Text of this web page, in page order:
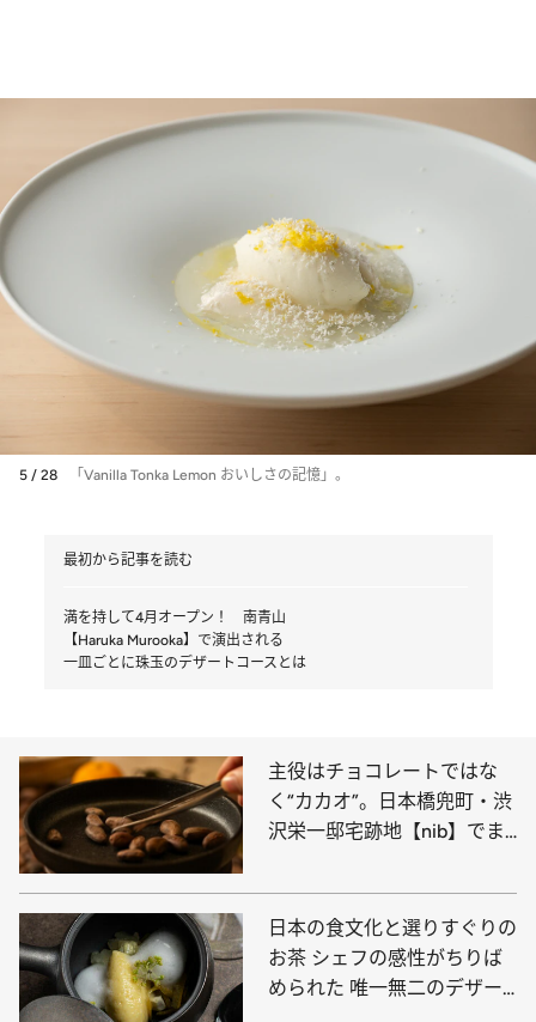
5 / 28 「Vanilla Tonka Lemon おいしさの記憶」。
最初から記事を読む
満を持して4月オープン！ 南青山
【Haruka Murooka】で演出される
一皿ごとに珠玉のデザートコースとは
主役はチョコレートではな
く“カカオ”。日本橋兜町・渋
沢栄一邸宅跡地【nib】でま
日本の食文化と選りすぐりの
お茶 シェフの感性がちりば
められた 唯一無二のデザー